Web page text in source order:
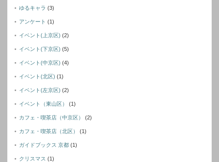
ゆるキャラ (3)
アンケート (1)
イベント(上京区) (2)
イベント(下京区) (5)
イベント(中京区) (4)
イベント(北区) (1)
イベント(左京区) (2)
イベント（東山区） (1)
カフェ・喫茶店（中京区） (2)
カフェ・喫茶店（北区） (1)
ガイドブックス 京都 (1)
クリスマス (1)